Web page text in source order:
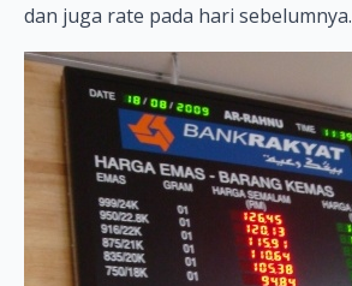
dan juga rate pada hari sebelumnya.